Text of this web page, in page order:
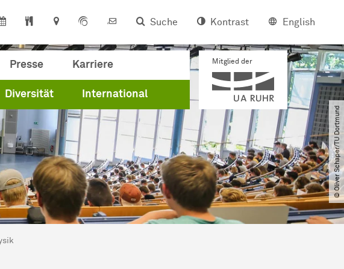
Suche Kontrast English
Presse Karriere
Diversität International
Mitglied der
© Oliver Schaper​/​TU Dortmund